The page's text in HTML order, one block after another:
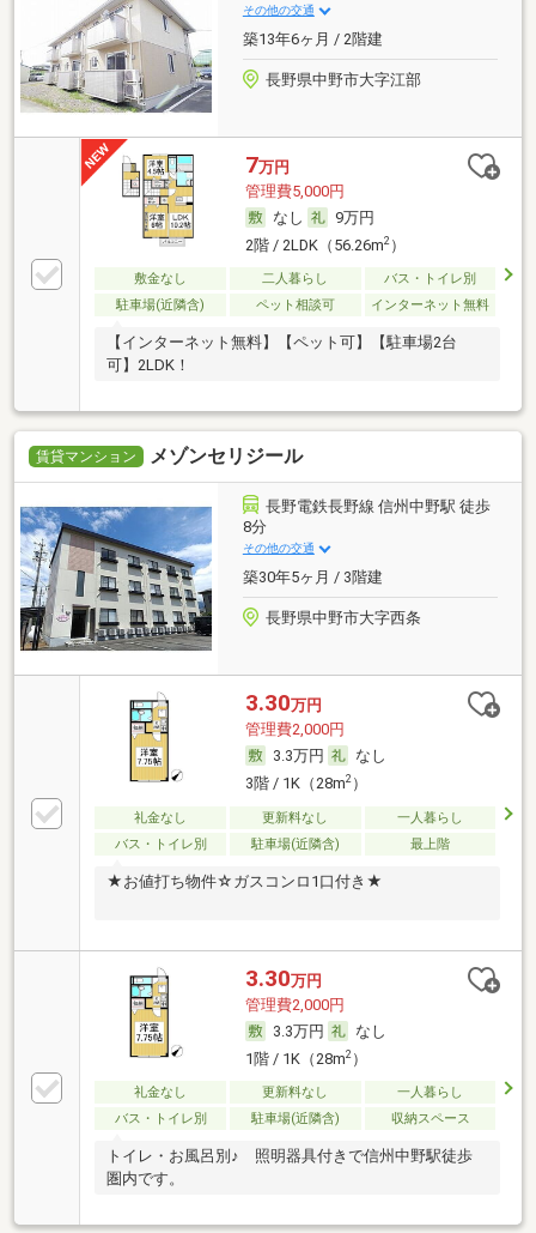
その他の交通
築13年6ヶ月 / 2階建
長野県中野市大字江部
7万円
管理費5,000円
なし
9万円
2階 / 2LDK（56.26m2）
敷金なし 二人暮らし
バス・トイレ別
駐車場(近隣含)
ペット相談可 インターネット無料
【インターネット無料】【ペット可】【駐車場2台
可】2LDK！
賃貸マンション メゾンセリジール
長野電鉄長野線 信州中野駅 徒歩
8分
その他の交通
築30年5ヶ月 / 3階建
長野県中野市大字西条
3.30万円
管理費2,000円
3.3万円
なし
3階 / 1K（28m2）
礼金なし 更新料なし
一人暮らし
バス・トイレ別
駐車場(近隣含) 最上階
★お値打ち物件☆ガスコンロ1口付き★
3.30万円
管理費2,000円
3.3万円
なし
1階 / 1K（28m2）
礼金なし 更新料なし
一人暮らし
バス・トイレ別
駐車場(近隣含) 収納スペース
トイレ・お風呂別♪ 照明器具付きで信州中野駅徒歩
圏内です。